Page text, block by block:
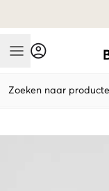
Mobile Menu
Zoeken naar